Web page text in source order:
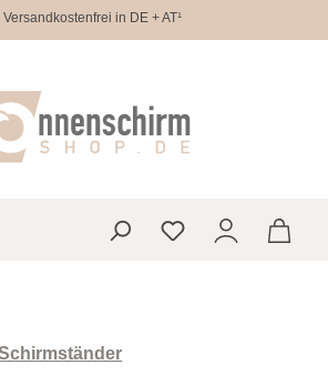
Versandkostenfrei in DE + AT¹
Du hast 0 Produkte